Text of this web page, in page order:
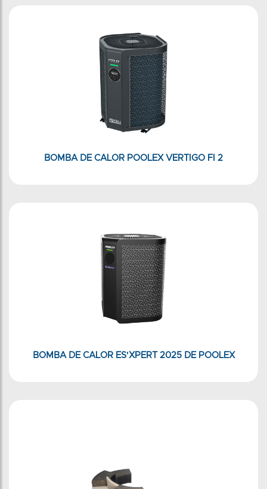
BOMBA DE CALOR POOLEX VERTIGO FI 2
BOMBA DE CALOR ES'XPERT 2025 DE POOLEX